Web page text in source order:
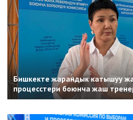
Бишкекте жарандык катышуу
процесстери боюнча жаш